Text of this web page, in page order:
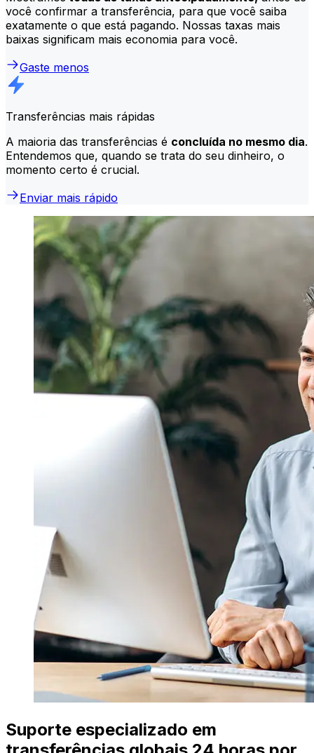
você confirmar a transferência, para que você saiba
exatamente o que está pagando. Nossas taxas mais
baixas significam mais economia para você.
Gaste menos
Transferências mais rápidas
A maioria das transferências é concluída no mesmo dia.
Entendemos que, quando se trata do seu dinheiro, o
momento certo é crucial.
Enviar mais rápido
Suporte especializado em